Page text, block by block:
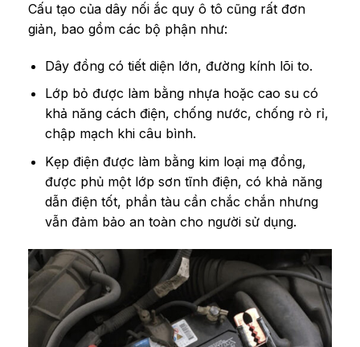
Cấu tạo của dây nối ắc quy ô tô cũng rất đơn
giản, bao gồm các bộ phận như:
Dây đồng có tiết diện lớn, đường kính lõi to.
Lớp bỏ được làm bằng nhựa hoặc cao su có
khả năng cách điện, chống nước, chống rò rỉ,
chập mạch khi câu bình.
Kẹp điện được làm bằng kim loại mạ đồng,
được phủ một lớp sơn tĩnh điện, có khả năng
dẫn điện tốt, phần tàu cần chắc chắn nhưng
vẫn đảm bảo an toàn cho người sử dụng.